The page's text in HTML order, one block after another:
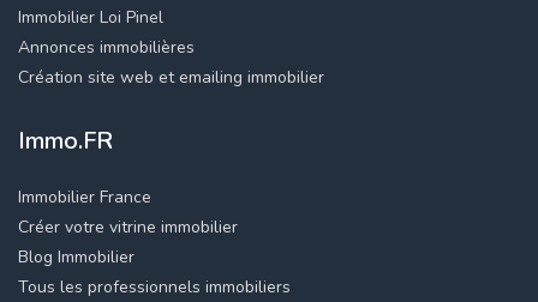
Immobilier Loi Pinel
Annonces immobilières
Création site web et emailing immobilier
Immo.FR
Immobilier France
Créer votre vitrine immobilier
Blog Immobilier
Tous les professionnels immobiliers